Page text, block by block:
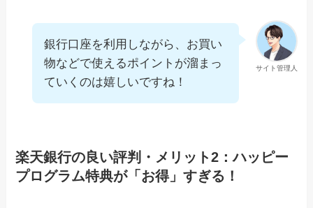
サイト管理人
銀行口座を利用しながら、お買い
物などで使えるポイントが溜まっ
ていくのは嬉しいですね！
楽天銀行の良い評判・メリット2：ハッピー
プログラム特典が「お得」すぎる！